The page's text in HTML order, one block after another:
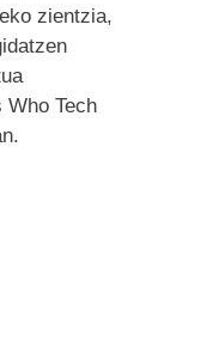
zientzia,
Tech